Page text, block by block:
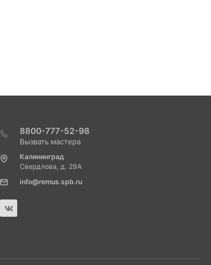
8800-777-52-98
Вызвать мастера
Калининград
Свердлова, д. 29А
info@remus.spb.ru